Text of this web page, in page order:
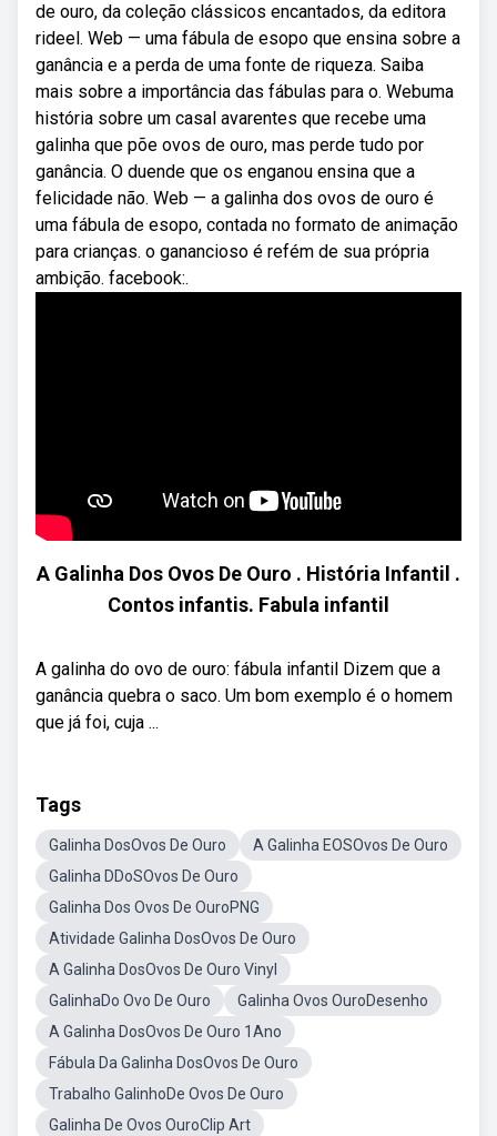
de ouro, da coleção clássicos encantados, da editora
rideel. Web — uma fábula de esopo que ensina sobre a
ganância e a perda de uma fonte de riqueza. Saiba
mais sobre a importância das fábulas para o. Webuma
história sobre um casal avarentes que recebe uma
galinha que põe ovos de ouro, mas perde tudo por
ganância. O duende que os enganou ensina que a
felicidade não. Web — a galinha dos ovos de ouro é
uma fábula de esopo, contada no formato de animação
para crianças. o ganancioso é refém de sua própria
ambição. facebook:.
A Galinha Dos Ovos De Ouro . História Infantil .
Contos infantis. Fabula infantil
A galinha do ovo de ouro: fábula infantil Dizem que a
ganância quebra o saco. Um bom exemplo é o homem
que já foi, cuja ...
Tags
Galinha DosOvos De Ouro
A Galinha EOSOvos De Ouro
Galinha DDoSOvos De Ouro
Galinha Dos Ovos De OuroPNG
Atividade Galinha DosOvos De Ouro
A Galinha DosOvos De Ouro Vinyl
GalinhaDo Ovo De Ouro
Galinha Ovos OuroDesenho
A Galinha DosOvos De Ouro 1Ano
Fábula Da Galinha DosOvos De Ouro
Trabalho GalinhoDe Ovos De Ouro
Galinha De Ovos OuroClip Art